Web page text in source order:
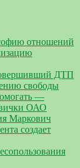
отношений
ДТП
свободы
—
ОАО
Маркович
создает